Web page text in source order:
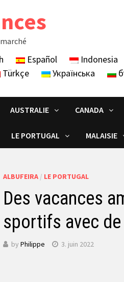
Español Indonesia
Türkçe Українська
AUSTRALIE CANADA
LE PORTUGAL MALAISIE
ALBUFEIRA/ LE PORTUGAL
Des vacances
sportifs avec
by Philippe 3. juin 2022